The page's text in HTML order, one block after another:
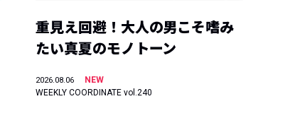
重見え回避！大人の男こそ嗜み
たい真夏のモノトーン
2026.08.06
NEW
WEEKLY COORDINATE vol.240